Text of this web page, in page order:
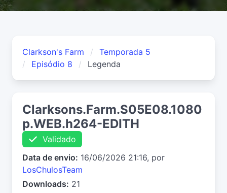
Clarkson's Farm
Temporada 5
Episódio 8
Legenda
Clarksons.Farm.S05E08.1080
p.WEB.h264-EDITH
Validado
Data de envio: 16/06/2026 21:16, por
LosChulosTeam
Downloads: 21